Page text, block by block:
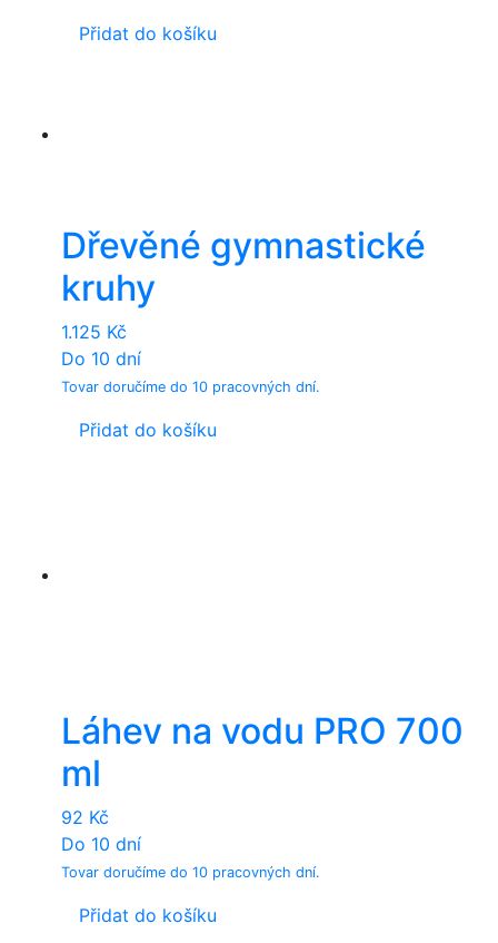
Přidat do košíku
Dřevěné gymnastické
kruhy
1.125 Kč
Do 10 dní
Tovar doručíme do 10 pracovných dní.
Přidat do košíku
Láhev na vodu PRO 700
ml
92 Kč
Do 10 dní
Tovar doručíme do 10 pracovných dní.
Přidat do košíku